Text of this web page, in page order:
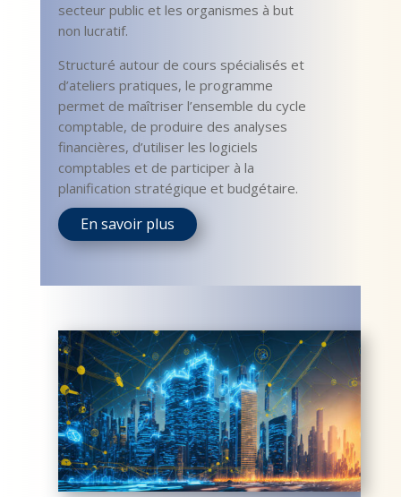
secteur public et les organismes à but
non lucratif.
Structuré autour de cours spécialisés et
d’ateliers pratiques, le programme
permet de maîtriser l’ensemble du cycle
comptable, de produire des analyses
financières, d’utiliser les logiciels
comptables et de participer à la
planification stratégique et budgétaire.
En savoir plus